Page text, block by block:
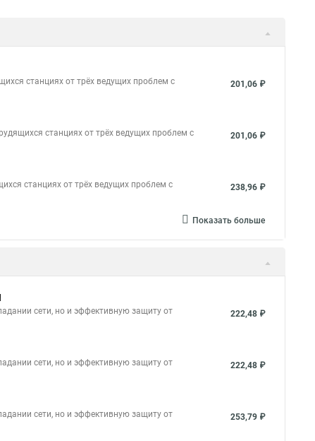
станциях от трёх ведущих проблем с
201,06 ₽
станциях от трёх ведущих проблем с
201,06 ₽
станциях от трёх ведущих проблем с
238,96 ₽
Показать больше
сети, но и эффективную защиту от
222,48 ₽
сети, но и эффективную защиту от
222,48 ₽
сети, но и эффективную защиту от
253,79 ₽